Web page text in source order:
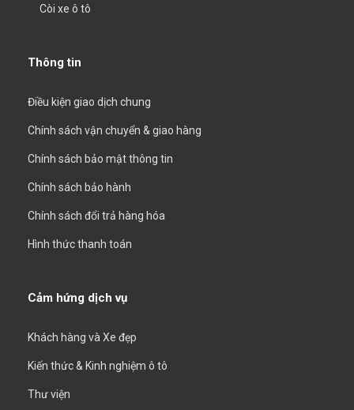
Còi xe ô tô
Thông tin
Điều kiện giao dịch chung
Chính sách vận chuyển & giao hàng
Chính sách bảo mật thông tin
Chính sách bảo hành
Chính sách đổi trả hàng hóa
Hình thức thanh toán
Cảm hứng dịch vụ
Khách hàng và Xe đẹp
Kiến thức & Kinh nghiệm ô tô
Thư viện